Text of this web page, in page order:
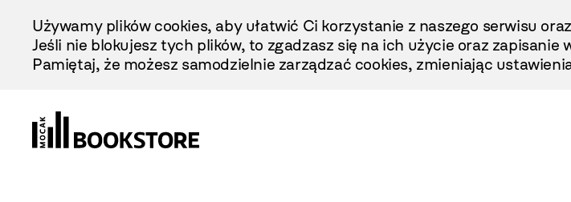
Treści
Używamy plików cookies, aby ułatwić Ci korzystanie z naszego serwisu
Jeśli nie blokujesz tych plików, to zgadzasz się na ich użycie oraz zapisanie
Pamiętaj, że możesz samodzielnie zarządzać cookies, zmieniając